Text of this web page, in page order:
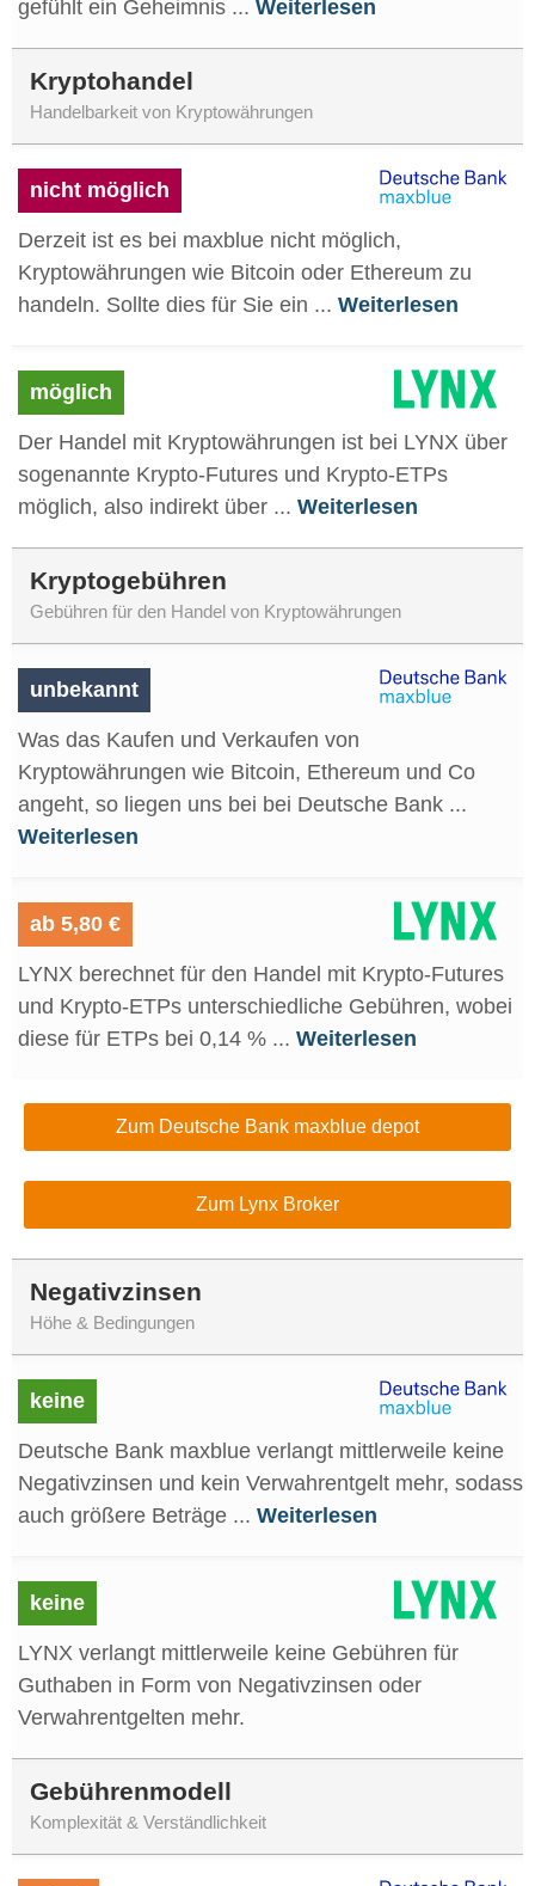
gefühlt ein Geheimnis ... Weiterlesen
Kryptohandel
Handelbarkeit von Kryptowährungen
nicht möglich
Derzeit ist es bei maxblue nicht möglich,
Kryptowährungen wie Bitcoin oder Ethereum zu
handeln. Sollte dies für Sie ein ... Weiterlesen
möglich
Der Handel mit Kryptowährungen ist bei LYNX über
sogenannte Krypto-Futures und Krypto-ETPs
möglich, also indirekt über ... Weiterlesen
Kryptogebühren
Gebühren für den Handel von Kryptowährungen
unbekannt
Was das Kaufen und Verkaufen von
Kryptowährungen wie Bitcoin, Ethereum und Co
angeht, so liegen uns bei bei Deutsche Bank ...
Weiterlesen
ab 5,80 €
LYNX berechnet für den Handel mit Krypto-Futures
und Krypto-ETPs unterschiedliche Gebühren, wobei
diese für ETPs bei 0,14 % ... Weiterlesen
Zum Deutsche Bank maxblue depot
Zum Lynx Broker
Negativzinsen
Höhe & Bedingungen
keine
Deutsche Bank maxblue verlangt mittlerweile keine
Negativzinsen und kein Verwahrentgelt mehr, sodass
auch größere Beträge ... Weiterlesen
keine
LYNX verlangt mittlerweile keine Gebühren für
Guthaben in Form von Negativzinsen oder
Verwahrentgelten mehr.
Gebührenmodell
Komplexität & Verständlichkeit